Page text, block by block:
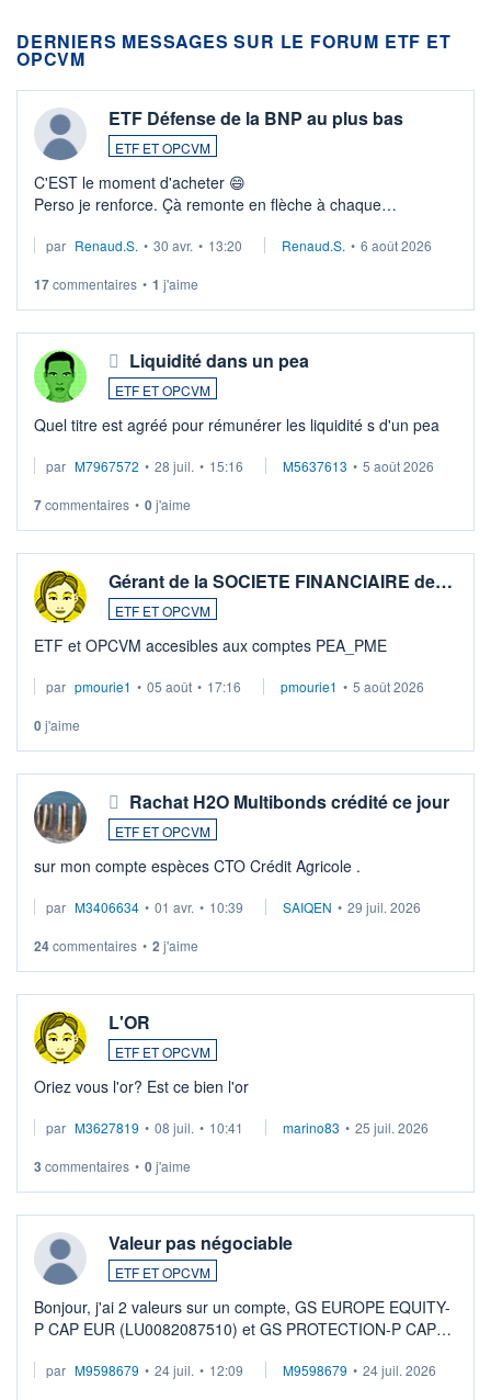
DERNIERS MESSAGES SUR LE FORUM ETF ET
OPCVM
ETF Défense de la BNP au plus bas
ETF ET OPCVM
C'EST le moment d'acheter 😄​
Perso je renforce. Çà remonte en flèche à chaque
Investissement long terme tip top pour sa retraite.
par Renaud.S. • 30 avr. • 13:20 Renaud.S. • 6 août 2026
17commentaires • 1 j'aime
Liquidité dans un pea
ETF ET OPCVM
Quel titre est agréé pour rémunérer les liquidité s d'un pea
par M7967572 • 28 juil. • 15:16 M5637613 • 5 août 2026
7commentaires • 0j'aime
Gérant de la SOCIETE FINANCIAIRE de…
ETF ET OPCVM
ETF et OPCVM accesibles aux comptes PEA_PME
par pmourie1 • 05 août • 17:16 pmourie1 • 5 août 2026
0j'aime
Rachat H2O Multibonds crédité ce jour
ETF ET OPCVM
sur mon compte espèces CTO Crédit Agricole .
par M3406634 • 01 avr. • 10:39 SAIQEN • 29 juil. 2026
24commentaires • 2 j'aime
L'OR
ETF ET OPCVM
Oriez vous l'or? Est ce bien l'or
par M3627819 • 08 juil. • 10:41 marino83 • 25 juil. 2026
3 commentaires • 0j'aime
Valeur pas négociable
ETF ET OPCVM
Bonjour, j'ai 2 valeurs sur un compte, GS EUROPE EQUITY-
P CAP EUR (LU0082087510) et GS PROTECTION-P CAP
veux procéder à la vente, on me signale ...
par M9598679 • 24 juil. • 12:09 M9598679 • 24 juil. 2026